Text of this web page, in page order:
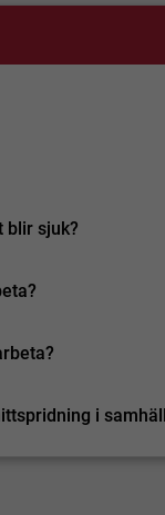
blir sjuk?
i